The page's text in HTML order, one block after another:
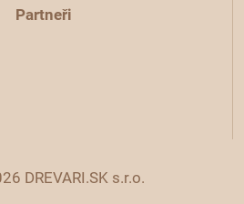
Partneři
DREVARI.SK s.r.o.